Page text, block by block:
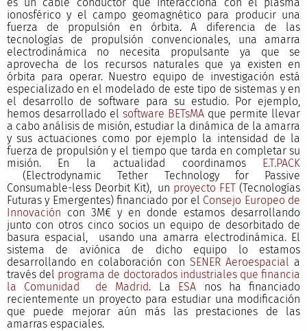
ionosférico y el campo geomagnético para producir una
fuerza de propulsión en órbita. A diferencia de las
tecnologías de propulsión convencionales, una amarra
electrodinámica no necesita propulsante ya que se
aprovecha de los recursos naturales que ya existen en
órbita para operar. Nuestro equipo de investigación está
especializado en el modelado de este tipo de sistemas y en
el desarrollo de software para su estudio. Por ejemplo,
hemos desarrollado el software BETsMA que permite llevar
a cabo análisis de misión, estudiar la dinámica de la amarra
y sus actuaciones como por ejemplo la intensidad de la
fuerza de propulsión y el tiempo que tarda en completar su
misión. En la actualidad coordinamos E.T.PACK
(Electrodynamic Tether Technology for Passive
Consumable-less Deorbit Kit), un proyecto FET (Tecnologías
Futuras y Emergentes) financiado por el Consejo Europeo de
Innovación con 3M€ y en donde estamos desarrollando
junto con otros cinco socios un equipo de desorbitado de
basura espacial, usando una amarra electrodinámica. El
sistema de aviónica de dicho equipo lo estamos
desarrollando en colaboración con SENER Aeroespacial a
través del programa de doctorados industriales que financia
la Comunidad de Madrid. La ESA nos ha financiado
recientemente un proyecto para estudiar una modificación
que puede mejorar aún más las prestaciones de las
amarras espaciales.